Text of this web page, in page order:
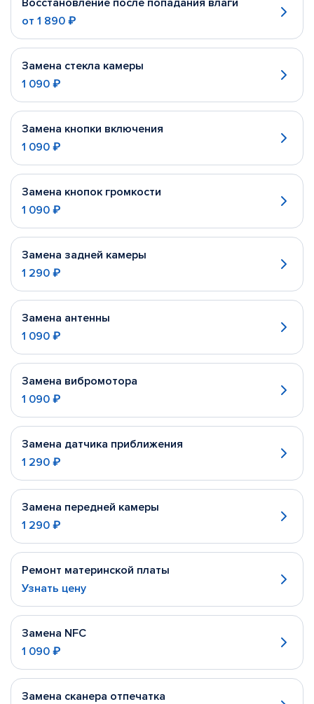
Восстановление после попадания влаги
от 1 890 ₽
Замена стекла камеры
1 090 ₽
Замена кнопки включения
1 090 ₽
Замена кнопок громкости
1 090 ₽
Замена задней камеры
1 290 ₽
Замена антенны
1 090 ₽
Замена вибромотора
1 090 ₽
Замена датчика приближения
1 290 ₽
Замена передней камеры
1 290 ₽
Ремонт материнской платы
Узнать цену
Замена NFC
1 090 ₽
Замена сканера отпечатка